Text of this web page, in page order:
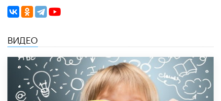
ВИДЕО